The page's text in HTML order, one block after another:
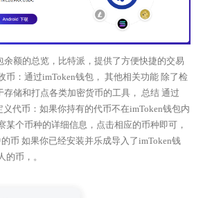
余额的总览，比特派，提供了方便快捷的交易
币：通过imToken钱包， 其他相关功能 除了检
储和打点各类加密货币的工具， 总结 通过
义代币：如果你持有的代币不在imToken钱包内
某个币种的详细信息，点击相应的币种即可，
币 如果你已经安装并乐成导入了imToken钱
的币，。